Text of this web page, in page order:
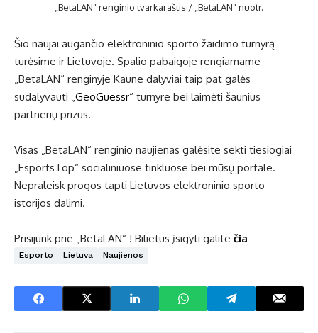
„BetaLAN“ renginio tvarkaraštis / „BetaLAN“ nuotr.
Šio naujai augančio elektroninio sporto žaidimo turnyrą
turėsime ir Lietuvoje. Spalio pabaigoje rengiamame
„BetaLAN“ renginyje Kaune dalyviai taip pat galės
sudalyvauti „GeoGuessr“ turnyre bei laimėti šaunius
partnerių prizus.
Visas „BetaLAN“ renginio naujienas galėsite sekti tiesiogiai
„EsportsTop“ socialiniuose tinkluose bei mūsų portale.
Nepraleisk progos tapti Lietuvos elektroninio sporto
istorijos dalimi.
Prisijunk prie „BetaLAN“ ! Bilietus įsigyti galite čia
Esporto Lietuva Naujienos